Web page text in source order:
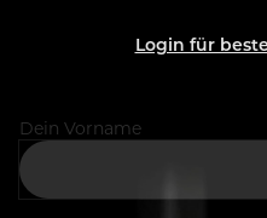
Login für
Dein Vorname